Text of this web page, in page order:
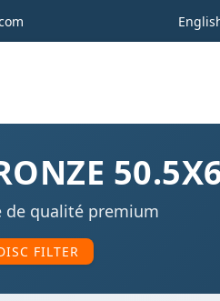
qualité premium
FILTER